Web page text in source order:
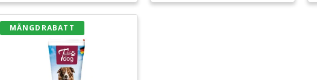
MÄNGDRABATT